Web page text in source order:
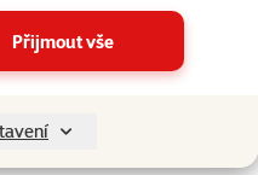
Přijmout vše
Nenalezeny žádné produkty